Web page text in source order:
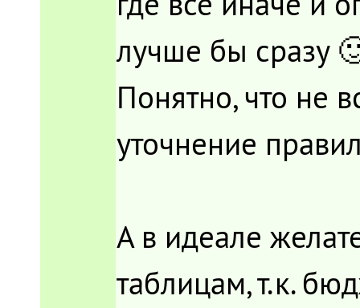
лучше бы сразу
Понятно, что не
уточнение
А в идеале
таблицам, т.к.